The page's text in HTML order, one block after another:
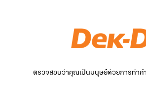
ตรวจสอบว่าคุณเป็นมนุษย์ด้วยการทำคำ